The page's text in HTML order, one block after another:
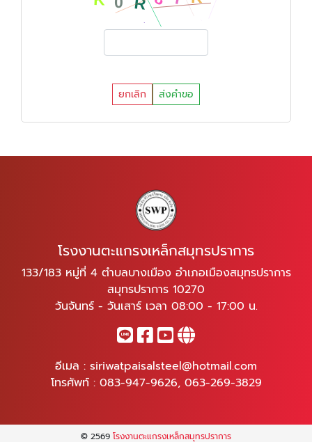
ยกเลิก ส่งคำขอ
โรงงานตะแกรงเหล็กสมุทรปราการ
133/183 หมู่ที่ 4 ตำบลบางเมือง อำเภอเมืองสมุทรปราการ
สมุทรปราการ 10270
วันจันทร์ - วันเสาร์ เวลา 08:00 - 17:00 น.
อีเมล : siriwatpaisalsteel@hotmail.com
โทรศัพท์ : 083-947-9626, 063-269-3829
© 2569 โรงงานตะแกรงเหล็กสมุทรปราการ